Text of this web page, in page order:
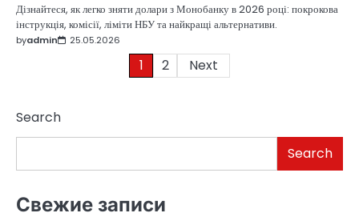
Дізнайтеся, як легко зняти долари з Монобанку в 2026 році: покрокова
інструкція, комісії, ліміти НБУ та найкращі альтернативи.
byadmin 25.05.2026
1 2 Next
Search
Search
Свежие записи